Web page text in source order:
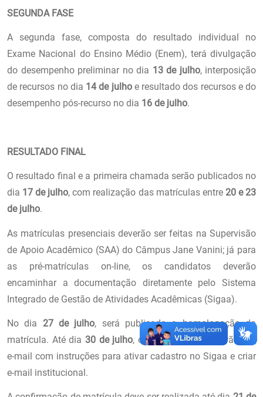
SEGUNDA FASE
A segunda fase, composta do resultado individual no
Exame Nacional do Ensino Médio (Enem), terá divulgação
do desempenho preliminar no dia 13 de julho, interposição
de recursos no dia 14 de julho e resultado dos recursos e do
desempenho pós-recurso no dia 16 de julho.
RESULTADO FINAL
O resultado final e a primeira chamada serão publicados no
dia 17 de julho, com realização das matrículas entre 20 e 23
de julho.
As matrículas presenciais deverão ser feitas na Supervisão
de Apoio Acadêmico (SAA) do Câmpus Jane Vanini; já para
as pré-matrículas on-line, os candidatos deverão
encaminhar a documentação diretamente pelo Sistema
Integrado de Gestão de Atividades Acadêmicas (Sigaa).
No dia 27 de julho, será publicada a homologação da
matrícula. Até dia 30 de julho, os aprovados receberão um
e-mail com instruções para ativar cadastro no Sigaa e criar
e-mail institucional.